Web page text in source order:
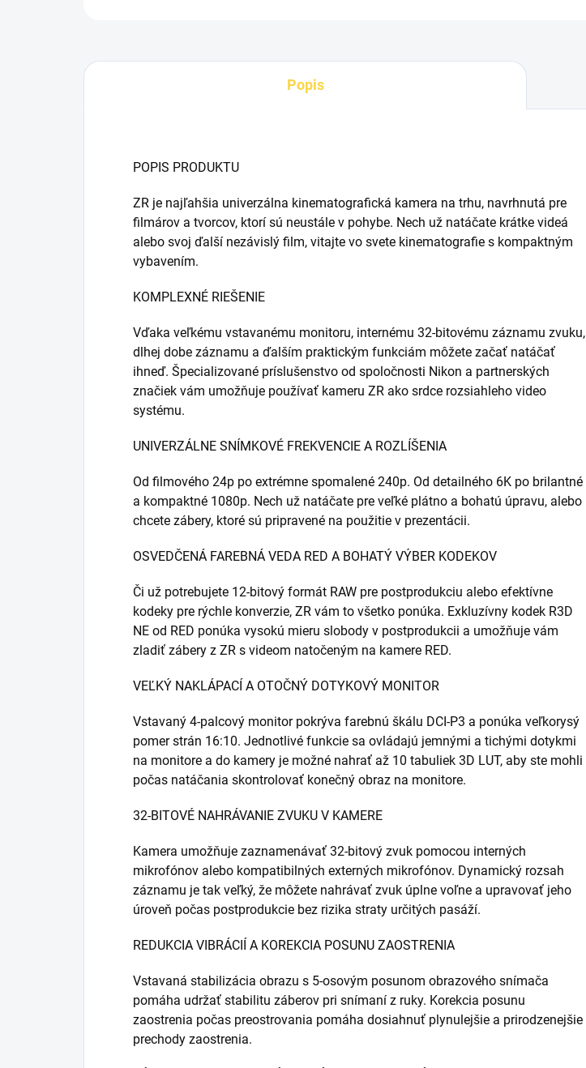
Popis
POPIS PRODUKTU
ZR je najľahšia univerzálna kinematografická kamera na trhu, navrhnutá pre
filmárov a tvorcov, ktorí sú neustále v pohybe. Nech už natáčate krátke videá
alebo svoj ďalší nezávislý film, vitajte vo svete kinematografie s kompaktným
vybavením.
KOMPLEXNÉ RIEŠENIE
Vďaka veľkému vstavanému monitoru, internému 32-bitovému záznamu zvuku,
dlhej dobe záznamu a ďalším praktickým funkciám môžete začať natáčať
ihneď. Špecializované príslušenstvo od spoločnosti Nikon a partnerských
značiek vám umožňuje používať kameru ZR ako srdce rozsiahleho video
systému.
UNIVERZÁLNE SNÍMKOVÉ FREKVENCIE A ROZLÍŠENIA
Od filmového 24p po extrémne spomalené 240p. Od detailného 6K po brilantné
a kompaktné 1080p. Nech už natáčate pre veľké plátno a bohatú úpravu, alebo
chcete zábery, ktoré sú pripravené na použitie v prezentácii.
OSVEDČENÁ FAREBNÁ VEDA RED A BOHATÝ VÝBER KODEKOV
Či už potrebujete 12-bitový formát RAW pre postprodukciu alebo efektívne
kodeky pre rýchle konverzie, ZR vám to všetko ponúka. Exkluzívny kodek R3D
NE od RED ponúka vysokú mieru slobody v postprodukcii a umožňuje vám
zladiť zábery z ZR s videom natočeným na kamere RED.
VEĽKÝ NAKLÁPACÍ A OTOČNÝ DOTYKOVÝ MONITOR
Vstavaný 4-palcový monitor pokrýva farebnú škálu DCI-P3 a ponúka veľkorysý
pomer strán 16:10. Jednotlivé funkcie sa ovládajú jemnými a tichými dotykmi
na monitore a do kamery je možné nahrať až 10 tabuliek 3D LUT, aby ste mohli
počas natáčania skontrolovať konečný obraz na monitore.
32-BITOVÉ NAHRÁVANIE ZVUKU V KAMERE
Kamera umožňuje zaznamenávať 32-bitový zvuk pomocou interných
mikrofónov alebo kompatibilných externých mikrofónov. Dynamický rozsah
záznamu je tak veľký, že môžete nahrávať zvuk úplne voľne a upravovať jeho
úroveň počas postprodukcie bez rizika straty určitých pasáží.
REDUKCIA VIBRÁCIÍ A KOREKCIA POSUNU ZAOSTRENIA
Vstavaná stabilizácia obrazu s 5-osovým posunom obrazového snímača
pomáha udržať stabilitu záberov pri snímaní z ruky. Korekcia posunu
zaostrenia počas preostrovania pomáha dosiahnuť plynulejšie a prirodzenejšie
prechody zaostrenia.